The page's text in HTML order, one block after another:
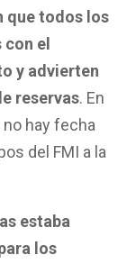
que todos los
el
y advierten
reservas. En
hay fecha
del FMI a la
estaba
los